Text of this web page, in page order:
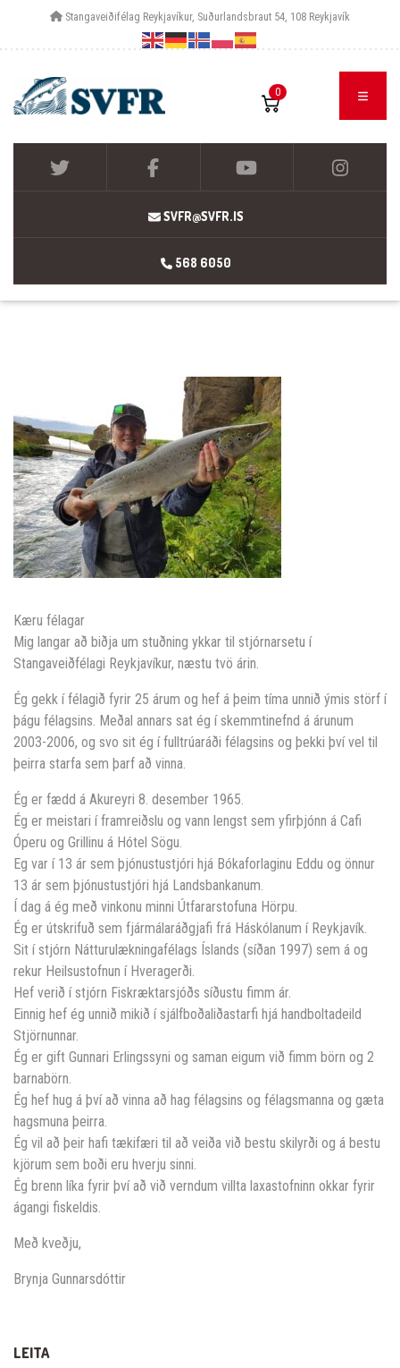
Stangaveiðifélag Reykjavíkur, Suðurlandsbraut 54, 108 Reykjavík
0
SVFR@SVFR.IS
568 6050
Kæru félagar
Mig langar að biðja um stuðning ykkar til stjórnarsetu í
Stangaveiðfélagi Reykjavíkur, næstu tvö árin.
Ég gekk í félagið fyrir 25 árum og hef á þeim tíma unnið ýmis störf í
þágu félagsins. Meðal annars sat ég í skemmtinefnd á árunum
2003-2006, og svo sit ég í fulltrúaráði félagsins og þekki því vel til
þeirra starfa sem þarf að vinna.
Ég er fædd á Akureyri 8. desember 1965.
Ég er meistari í framreiðslu og vann lengst sem yfirþjónn á Cafi
Óperu og Grillinu á Hótel Sögu.
Eg var í 13 ár sem þjónustustjóri hjá Bókaforlaginu Eddu og önnur
13 ár sem þjónustustjóri hjá Landsbankanum.
Í dag á ég með vinkonu minni Útfararstofuna Hörpu.
Ég er útskrifuð sem fjármálaráðgjafi frá Háskólanum í Reykjavík.
Sit í stjórn Nátturulækningafélags Íslands (síðan 1997) sem á og
rekur Heilsustofnun í Hveragerði.
Hef verið í stjórn Fiskræktarsjóðs síðustu fimm ár.
Einnig hef ég unnið mikið í sjálfboðaliðastarfi hjá handboltadeild
Stjörnunnar.
Ég er gift Gunnari Erlingssyni og saman eigum við fimm börn og 2
barnabörn.
Ég hef hug á því að vinna að hag félagsins og félagsmanna og gæta
hagsmuna þeirra.
Ég vil að þeir hafi tækifæri til að veiða við bestu skilyrði og á bestu
kjörum sem boði eru hverju sinni.
Ég brenn líka fyrir því að við verndum villta laxastofninn okkar fyrir
ágangi fiskeldis.
Með kveðju,
Brynja Gunnarsdóttir
LEITA